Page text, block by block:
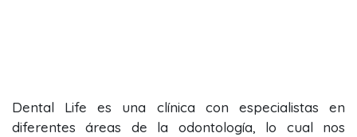
Dental Life es una clínica con especialistas en
diferentes áreas de la odontología, lo cual nos